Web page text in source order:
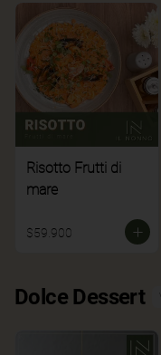
Risotto Frutti di
mare
$59.900
Dolce Dessert